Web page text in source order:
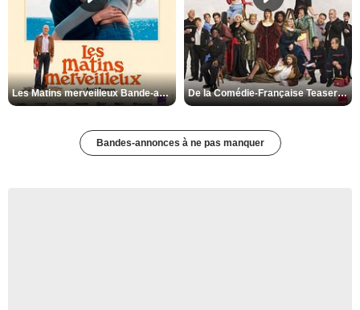
Les Matins merveilleux Bande-annonce VF De la Comédie-Française Teaser VF
Bandes-annonces à ne pas manquer